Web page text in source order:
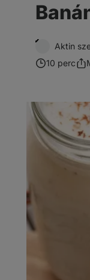
Aktin
10 perc